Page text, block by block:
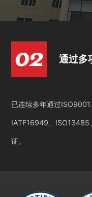
通过多
已连续多年通过
IATF16949、ISO13485
证。